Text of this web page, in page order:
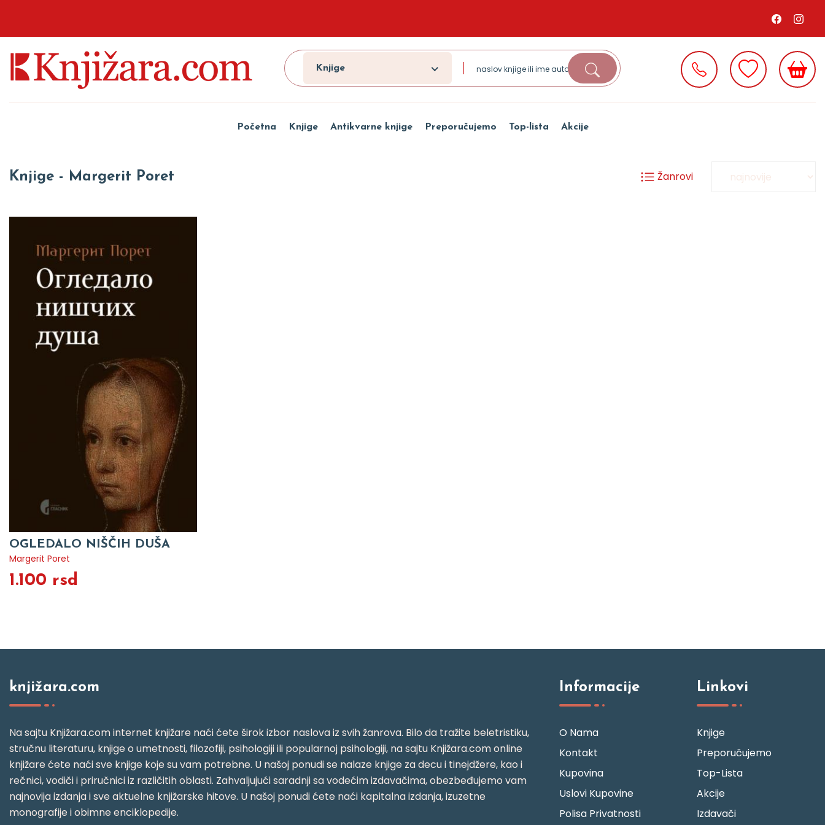
Knjige
Početna Knjige Antikvarne knjige Preporučujemo Top-lista Akcije
Knjige - Margerit Poret Žanrovi
OGLEDALO NIŠČIH DUŠA
Margerit Poret
1.100 rsd
knjižara.com
Na sajtu Knjižara.com internet knjižare naći ćete širok izbor naslova iz svih žanrova. Bilo da tražite beletristiku,
stručnu literaturu, knjige o umetnosti, filozofiji, psihologiji ili popularnoj psihologiji, na sajtu Knjižara.com online
knjižare ćete naći sve knjige koje su vam potrebne. U našoj ponudi se nalaze knjige za decu i tinejdžere, kao i
rečnici, vodiči i priručnici iz različitih oblasti. Zahvaljujući saradnji sa vodećim izdavačima, obezbeđujemo vam
najnovija izdanja i sve aktuelne knjižarske hitove. U našoj ponudi ćete naći kapitalna izdanja, izuzetne
monografije i obimne enciklopedije.
Informacije
O Nama
Kontakt
Kupovina
Uslovi Kupovine
Polisa Privatnosti
Linkovi
Knjige
Preporučujemo
Top-Lista
Akcije
Izdavači